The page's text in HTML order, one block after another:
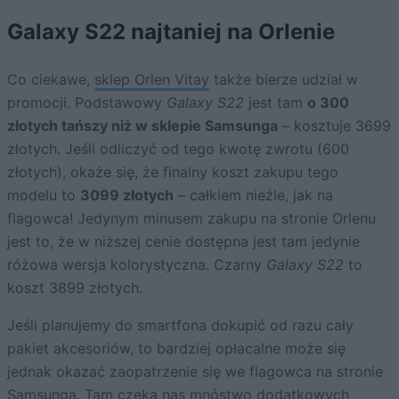
Galaxy S22 najtaniej na Orlenie
Co ciekawe, sklep Orlen Vitay także bierze udział w
promocji. Podstawowy Galaxy S22 jest tam o 300
złotych tańszy niż w sklepie Samsunga – kosztuje 3699
złotych. Jeśli odliczyć od tego kwotę zwrotu (600
złotych), okaże się, że finalny koszt zakupu tego
modelu to 3099 złotych – całkiem nieźle, jak na
flagowca! Jedynym minusem zakupu na stronie Orlenu
jest to, że w niższej cenie dostępna jest tam jedynie
różowa wersja kolorystyczna. Czarny Galaxy S22 to
koszt 3899 złotych.
Jeśli planujemy do smartfona dokupić od razu cały
pakiet akcesoriów, to bardziej opłacalne może się
jednak okazać zaopatrzenie się we flagowca na stronie
Samsunga. Tam czeka nas mnóstwo dodatkowych